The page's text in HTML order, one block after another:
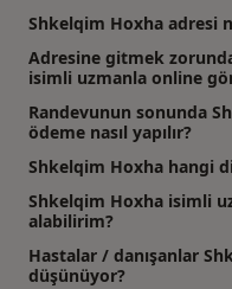
Shkelqim Hoxha adresi
Adresine gitmek
isimli uzmanla online
Randevunun sonunda
ödeme nasıl yapılır?
Shkelqim Hoxha hangi
Shkelqim Hoxha isimli
alabilirim?
Hastalar / danışanlar
düşünüyor?